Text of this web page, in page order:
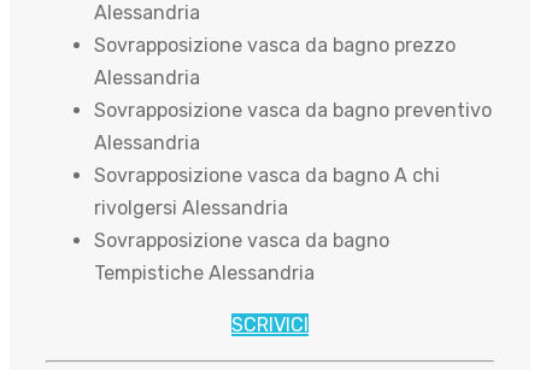
Alessandria
Sovrapposizione vasca da bagno prezzo
Alessandria
Sovrapposizione vasca da bagno preventivo
Alessandria
Sovrapposizione vasca da bagno A chi
rivolgersi Alessandria
Sovrapposizione vasca da bagno
Tempistiche Alessandria
SCRIVICI